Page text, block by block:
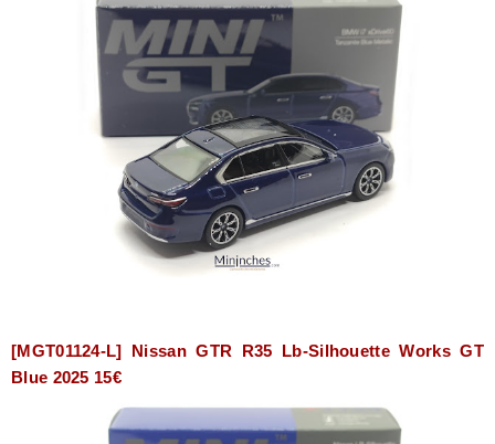
[MGT01124-L] Nissan GTR R35 Lb-Silhouette Works GT
Blue 2025 15€